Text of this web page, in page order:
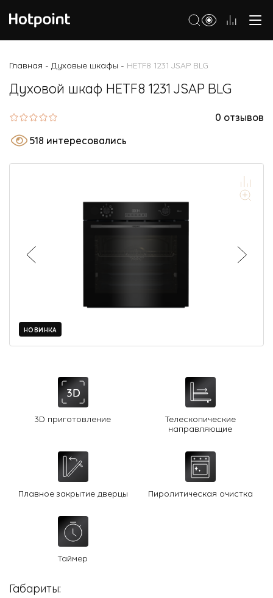
Варочные панели
Микроволновые печи
Малая бытовая техника
Технологии
Где купить
8 800 3333 887
Главная - Духовые шкафы - HETF8 1231 JSAP BLG
Духовой шкаф HETF8 1231 JSAP BLG
0 отзывов
518 интересовались
НОВИНКА
3D приготовление Телескопические
направляющие
Плавное закрытие дверцы Пиролитическая очистка
Таймер
Габариты: